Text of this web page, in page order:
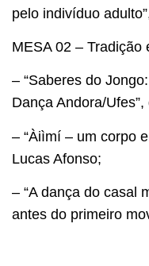
pelo indivíduo
MESA 02 – Tradição
– “Saberes do
Dança Andora/
– “Àiìmí – um corpo
Lucas Afonso;
– “A dança do casal
antes do primeiro